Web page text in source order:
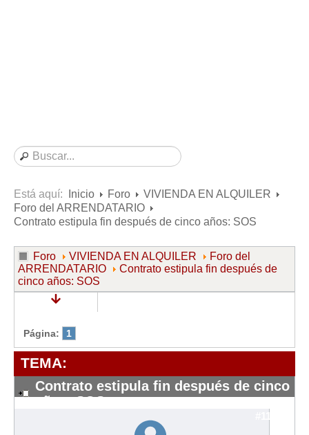
Contratos de Arrendamiento
De uso distinto al de vivienda
Otros contratos de Arrendamiento
Para contratos posteriores al 6 de junio de 2013
Para contratos anteriores al 6 de junio de 2013
Para contratos de Renta Antigua
Modelos de Contratos
Requerimientos y comunicaciones
Formularios sobre Propiedad Horizontal
Modelos de Acta de Junta de Propietarios
Está aquí: Inicio Foro
VIVIENDA EN ALQUILER
Foro del ARRENDATARIO
Contrato estipula fin después de cinco años: SOS
Foro VIVIENDA EN ALQUILER
Foro del
ARRENDATARIO
Contrato estipula fin después de
cinco años: SOS
Página: 1
TEMA:
Contrato estipula fin después de cinco
años: SOS